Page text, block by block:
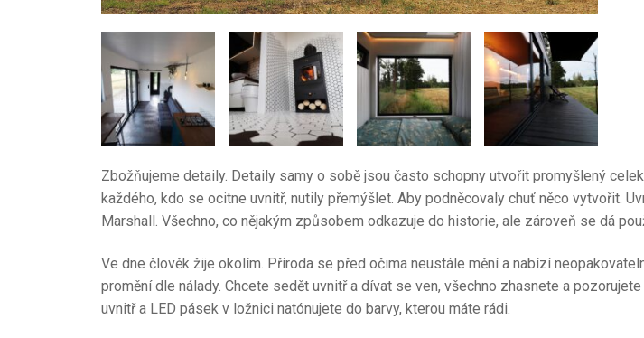
Zbožňujeme detaily. Detaily samy o sobě jsou často schopny utvořit promyšlený
každého, kdo se ocitne uvnitř, nutily přemýšlet. Aby podněcovaly chuť něco vytvořit.
Marshall. Všechno, co nějakým způsobem odkazuje do historie, ale zároveň se dá
Ve dne člověk žije okolím. Příroda se před očima neustále mění a nabízí
promění dle nálady. Chcete sedět uvnitř a dívat se ven, všechno zhasnete a
uvnitř a LED pásek v ložnici natónujete do barvy, kterou máte rádi.